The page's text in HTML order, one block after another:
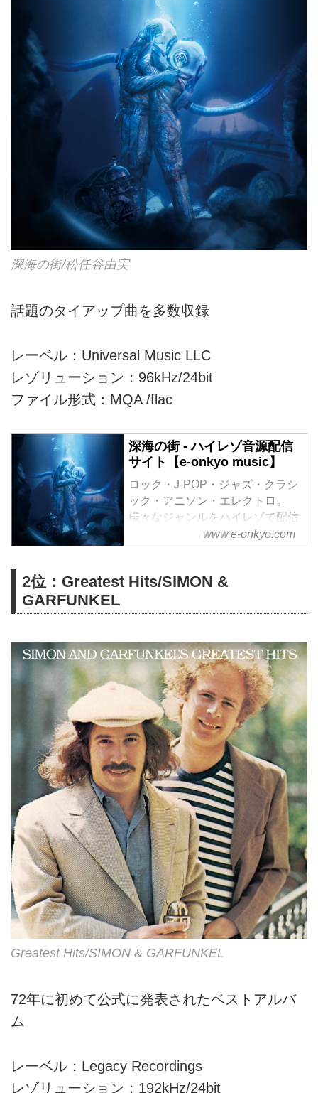
深海の街/松任谷由実
話題のタイアップ曲を多数収録
レーベル：Universal Music LLC
レゾリューション：96kHz/24bit
ファイル形式：MQA /flac
深海の街 - ハイレゾ音源配信
サイト【e-onkyo music】
ロック・J-POP・ジャズ・クラシ
ック・アニソン・エレクトロ。
様々なジャンルをハイレゾで配信
中。WAV・flac・DSDなど各種フ
ォーマット選択も可能。ハイレゾ
www.e-onkyo.com
2位：Greatest Hits/SIMON &
GARFUNKEL
Greatest Hits/SIMON & GARFUNKEL
72年に初めて公式に発表されたベストアルバ
ム
レーベル：Legacy Recordings
レゾリューション：192kHz/24bit